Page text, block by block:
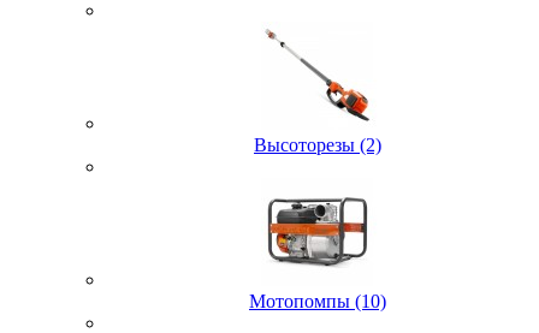
Высоторезы (2)
Мотопомпы (10)